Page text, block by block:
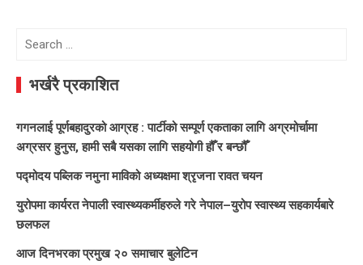
Search
भर्खरै प्रकाशित
गगनलाई पूर्णबहादुरको आग्रह : पार्टीको सम्पूर्ण एकताका लागि अग्रमोर्चामा
अग्रसर हुनुस, हामी सबै यसका लागि सहयोगी हौँ र बन्छौँ
पद्मोदय पब्लिक नमुना माविको अध्यक्षमा श्रृजना रावत चयन
युरोपमा कार्यरत नेपाली स्वास्थ्यकर्मीहरुले गरे नेपाल–युरोप स्वास्थ्य सहकार्यबारे
छलफल
आज दिनभरका प्रमुख २० समाचार बुलेटिन